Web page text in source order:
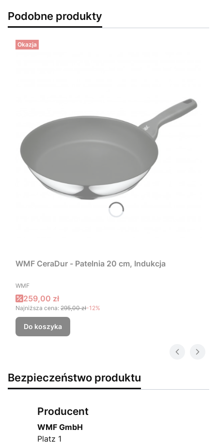
Podobne produkty
Okazja
WMF CeraDur - Patelnia 20 cm, Indukcja
PRODUCENT
WMF
Cena promocyjna
259,00 zł
Najniższa cena: 295,00 zł-12%
Do koszyka
Bezpieczeństwo produktu
Producent
WMF GmbH
Platz 1